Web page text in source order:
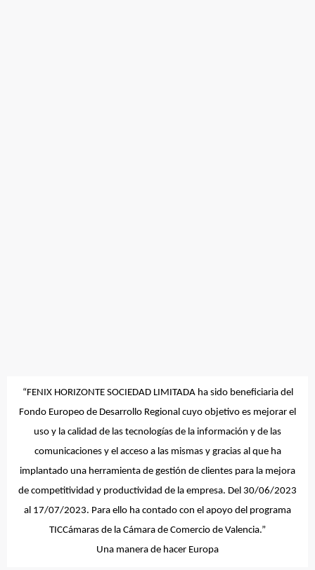
“FENIX HORIZONTE SOCIEDAD LIMITADA ha sido beneficiaria del
Fondo Europeo de Desarrollo Regional cuyo objetivo es mejorar el
uso y la calidad de las tecnologías de la información y de las
comunicaciones y el acceso a las mismas y gracias al que ha
implantado una herramienta de gestión de clientes para la mejora
de competitividad y productividad de la empresa. Del 30/06/2023
al 17/07/2023. Para ello ha contado con el apoyo del programa
TICCámaras de la Cámara de Comercio de Valencia.”
Una manera de hacer Europa